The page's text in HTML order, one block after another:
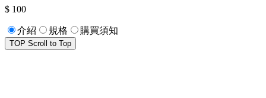
$ 100
介紹 規格 購買須知
TOP Scroll to Top